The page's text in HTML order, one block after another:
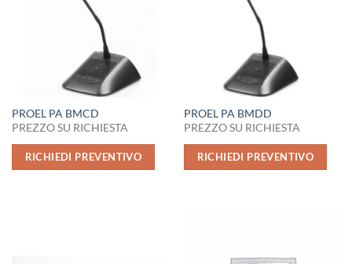
PROEL PA BMCD
PREZZO SU RICHIESTA
RICHIEDI PREVENTIVO
PROEL PA BMDD
PREZZO SU RICHIESTA
RICHIEDI PREVENTIVO